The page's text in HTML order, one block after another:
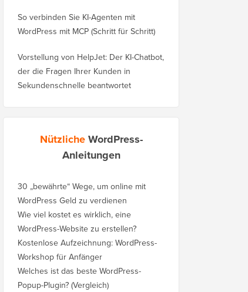
So verbinden Sie KI-Agenten mit
WordPress mit MCP (Schritt für Schritt)
Vorstellung von HelpJet: Der KI-Chatbot,
der die Fragen Ihrer Kunden in
Sekundenschnelle beantwortet
NützlicheWordPress-
Anleitungen
30 „bewährte“ Wege, um online mit
WordPress Geld zu verdienen
Wie viel kostet es wirklich, eine
WordPress-Website zu erstellen?
Kostenlose Aufzeichnung: WordPress-
Workshop für Anfänger
Welches ist das beste WordPress-
Popup-Plugin? (Vergleich)